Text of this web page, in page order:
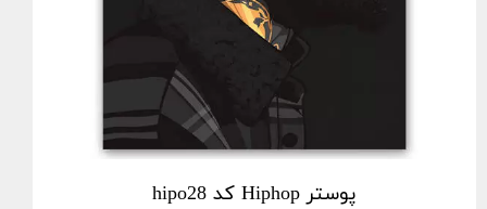
پوستر Hiphop کد hipo28